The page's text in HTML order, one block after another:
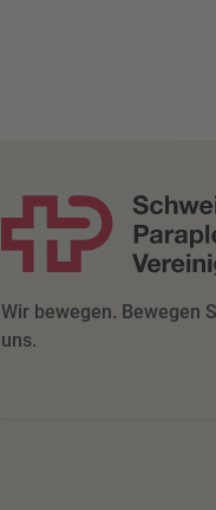
Wir bewegen. Bewegen
uns.